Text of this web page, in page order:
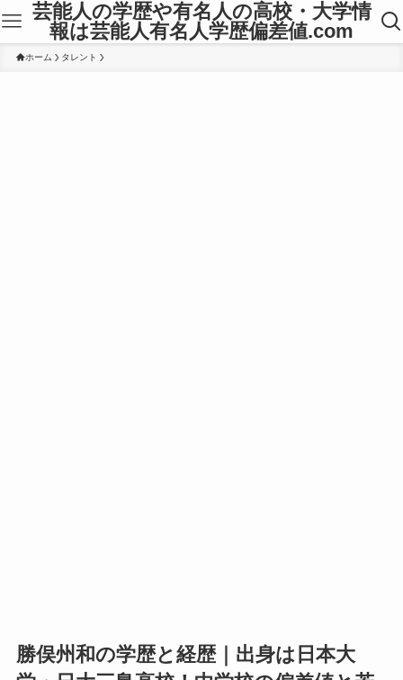
芸能人の学歴や有名人の高校・大学情
報は芸能人有名人学歴偏差値.com
ホーム タレント
勝俣州和の学歴と経歴｜出身は日本大